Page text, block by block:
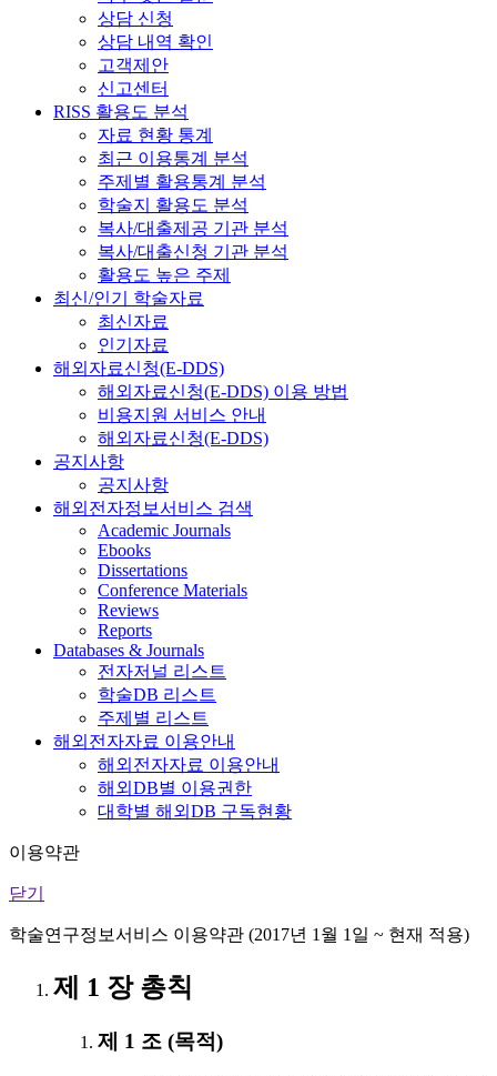
상담 신청
상담 내역 확인
고객제안
신고센터
RISS 활용도 분석
자료 현황 통계
최근 이용통계 분석
주제별 활용통계 분석
학술지 활용도 분석
복사/대출제공 기관 분석
복사/대출신청 기관 분석
활용도 높은 주제
최신/인기 학술자료
최신자료
인기자료
해외자료신청(E-DDS)
해외자료신청(E-DDS) 이용 방법
비용지원 서비스 안내
해외자료신청(E-DDS)
공지사항
공지사항
해외전자정보서비스 검색
Academic Journals
Ebooks
Dissertations
Conference Materials
Reviews
Reports
Databases & Journals
전자저널 리스트
학술DB 리스트
주제별 리스트
해외전자자료 이용안내
해외전자자료 이용안내
해외DB별 이용권한
대학별 해외DB 구독현황
이용약관
닫기
학술연구정보서비스 이용약관 (2017년 1월 1일 ~ 현재 적용)
제 1 장 총칙
제 1 조 (목적)